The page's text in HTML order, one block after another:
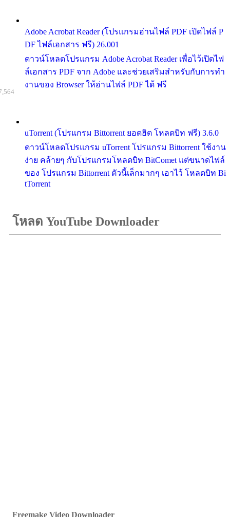
Adobe Acrobat Reader (โปรแกรมอ่านไฟล์ PDF เปิดไฟล์ P
DF ไฟล์เอกสาร ฟรี) 26.001
ดาวน์โหลดโปรแกรม Adobe Acrobat Reader เพื่อไว้เปิดไฟ
ล์เอกสาร PDF จาก Adobe และช่วยเสริมสำหรับกับการทำ
งานของ Browser ให้อ่านไฟล์ PDF ได้ ฟรี
uTorrent (โปรแกรม Bittorrent ยอดฮิต โหลดบิท ฟรี) 3.6.0
ดาวน์โหลดโปรแกรม uTorrent โปรแกรม Bittorrent ใช้งาน
ง่าย คล้ายๆ กับโปรแกรมโหลดบิท BitComet แต่ขนาดไฟล์
ของ โปรแกรม Bittorrent ตัวนี้เล็กมากๆ เอาไว้ โหลดบิท Bi
tTorrent
โหลด YouTube Downloader
Freemake Video Downloader